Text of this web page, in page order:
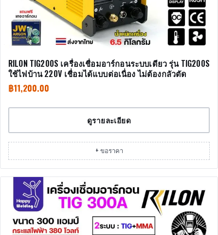
RILON TIG200S เครื่องเชื่อมอาร์กอนระบบเดียว รุ่น TIG200S
ใช้ไฟบ้าน 220V เชื่อมได้แบบต่อเนื่อง ไม่ต้องกลัวตัด
฿11,200.00
ดูรายละเอียด
+ ขอราคา